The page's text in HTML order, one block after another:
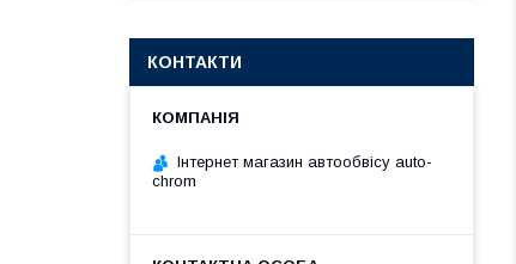
КОНТАКТИ
Інтернет магазин автообвісу auto-
chrom